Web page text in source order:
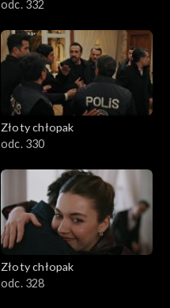
odc. 332
Złoty chłopak
odc. 330
Złoty chłopak
odc. 328